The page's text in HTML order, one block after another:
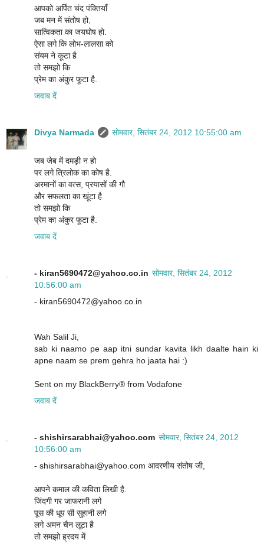
आपको अर्पित चंद पंक्तियाँ
जब मन में संतोष हो,
सात्विकता का जयघोष हो.
ऐसा लगे कि लोभ-लालसा को
संयम ने कूटा है
तो समझो कि
प्रेम का अंकुर फूटा है.
जवाब दें
Divya Narmada सोमवार, सितंबर 24, 2012 10:55:00 am
जब जेब में दमड़ी न हो
पर लगे त्रिलोक का कोष है.
अरमानों का वत्स, प्रयासों की गौ
और सफलता का खूंटा है
तो समझो कि
प्रेम का अंकुर फूटा है.
जवाब दें
- kiran5690472@yahoo.co.in सोमवार, सितंबर 24, 2012
10:56:00 am
- kiran5690472@yahoo.co.in
Wah Salil Ji,
sab ki naamo pe aap itni sundar kavita likh daalte hain ki
apne naam se prem gehra ho jaata hai :)
Sent on my BlackBerry® from Vodafone
जवाब दें
- shishirsarabhai@yahoo.com सोमवार, सितंबर 24, 2012
10:56:00 am
- shishirsarabhai@yahoo.com आदरणीय संतोष जी,
आपने कमाल की कविता लिखी है.
जिंदगी गर जाफरानी लगे
पूस की धूप सी सुहानी लगे
लगे अमन चैन लूटा है
तो समझो ह्रदय में